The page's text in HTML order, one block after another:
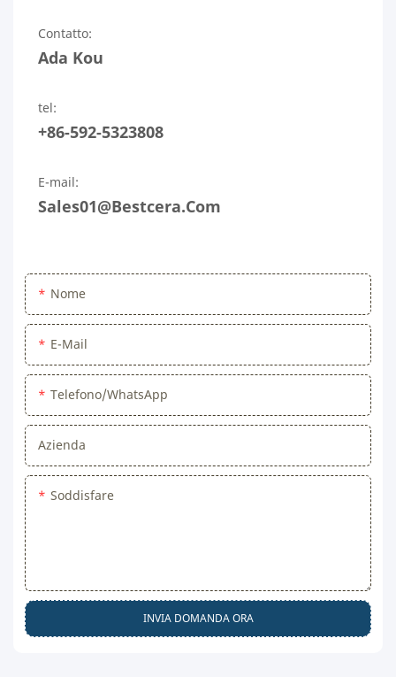
Contatto:
Ada Kou
tel:
+86-592-5323808
E-mail:
Sales01@bestcera.com
Nome
E-Mail
Telefono/WhatsApp
Azienda
Soddisfare
INVIA DOMANDA ORA